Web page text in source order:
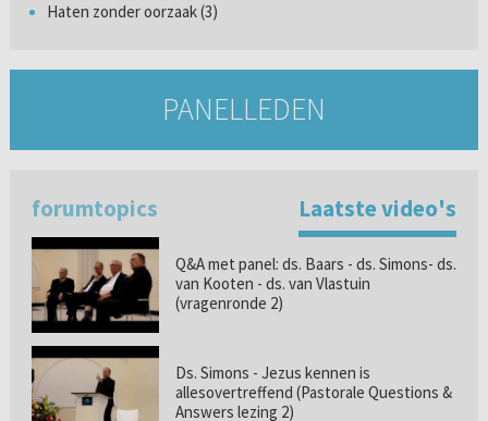
Haten zonder oorzaak (3)
PANELLEDEN
forumtopics Laatste video's
Q&A met panel: ds. Baars - ds. Simons- ds.
van Kooten - ds. van Vlastuin
(vragenronde 2)
Ds. Simons - Jezus kennen is
allesovertreffend (Pastorale Questions &
Answers lezing 2)